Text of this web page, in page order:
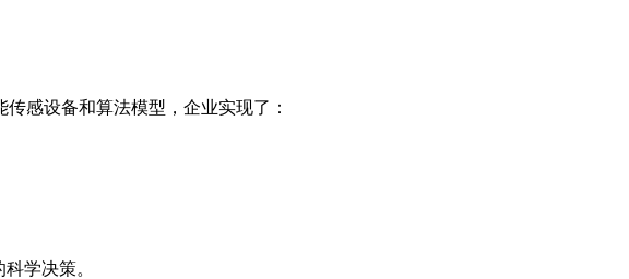
感设备和算法模型，企业实现了：
学决策。